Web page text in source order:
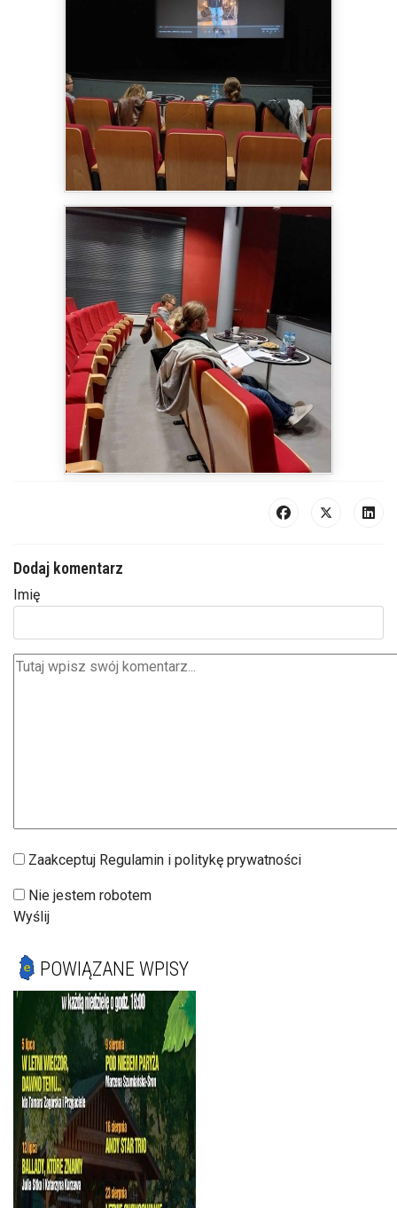
Dodaj komentarz
Imię
Zaakceptuj Regulamin i politykę prywatności
Nie jestem robotem
Wyślij
POWIĄZANE WPISY